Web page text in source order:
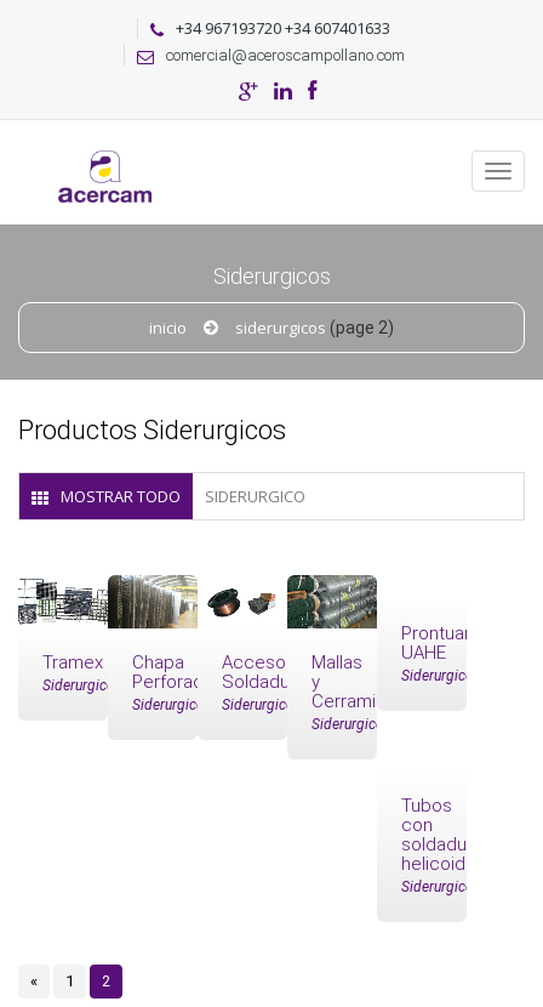
+34 967193720 +34 607401633
comercial@aceroscampollano.com
Siderurgicos
inicio siderurgicos (page 2)
Productos Siderurgicos
MOSTRAR TODO SIDERURGICO
Tramex
Siderurgico
Chapa
Perforada
Siderurgico
Accesorios
Soldadura
Siderurgico
Mallas
y
Cerramientos
Siderurgico
Prontuario
UAHE
Siderurgico
Tubos
con
soldadura
helicoidal
Siderurgico
« 1 2